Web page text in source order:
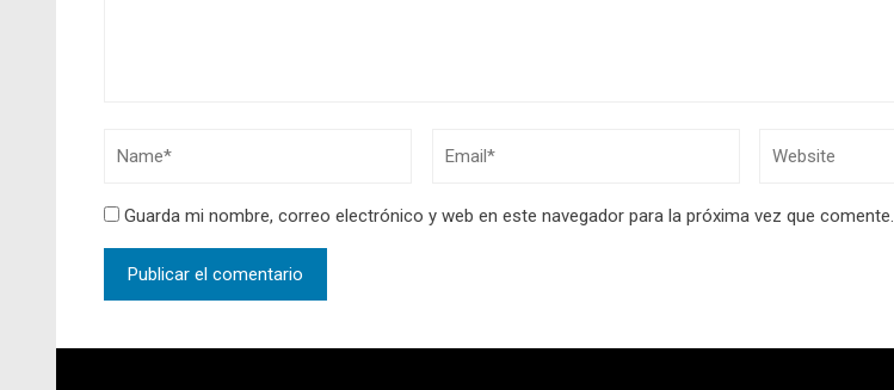
Guarda mi nombre, correo electrónico y web en este navegador para la próxima vez que comente.